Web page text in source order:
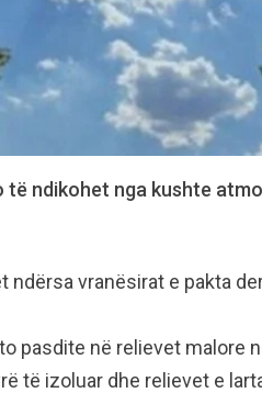
të ndikohet nga kushte
ndërsa vranësirat e pakta
pasdite në relievet malore
të izoluar dhe relievet e